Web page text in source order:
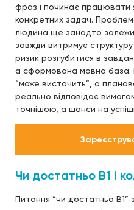
фраз і починає працювати
конкретних задач.
людина ще занадто
завжди витримує
ризик розгубитися в
а сформована мовна база.
“може вистачить”, а
реально відповідає
точнішою, а шанси на
Чи достатньо B1 і
Питання “чи достатньо